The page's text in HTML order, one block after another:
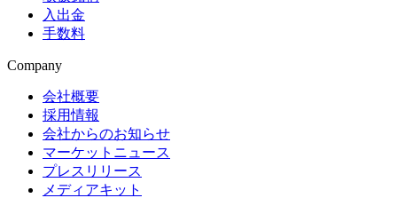
入出金
手数料
Company
会社概要
採用情報
会社からのお知らせ
マーケットニュース
プレスリリース
メディアキット